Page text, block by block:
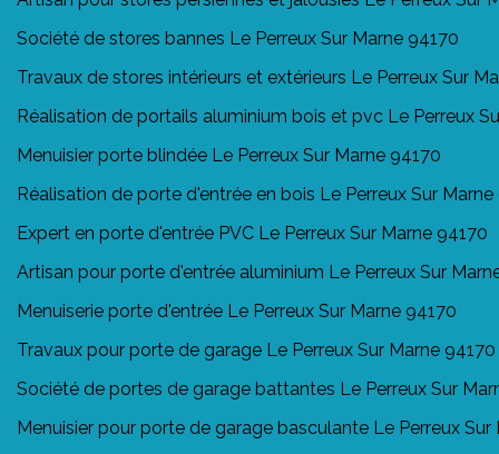
Société de stores bannes Le Perreux Sur Marne 94170
Travaux de stores intérieurs et extérieurs Le Perreux Sur
Réalisation de portails aluminium bois et pvc Le Perreux
Menuisier porte blindée Le Perreux Sur Marne 94170
Réalisation de porte d'entrée en bois Le Perreux Sur Marne
Expert en porte d'entrée PVC Le Perreux Sur Marne 94170
Artisan pour porte d'entrée aluminium Le Perreux Sur
Menuiserie porte d'entrée Le Perreux Sur Marne 94170
Travaux pour porte de garage Le Perreux Sur Marne 94170
Société de portes de garage battantes Le Perreux Sur
Menuisier pour porte de garage basculante Le Perreux Sur